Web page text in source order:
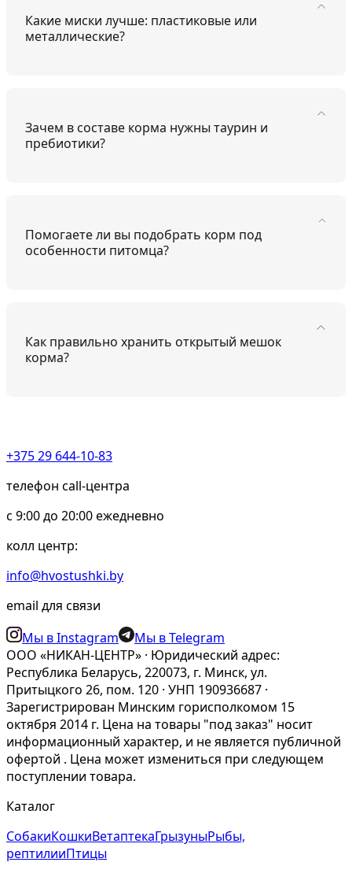
Какие миски лучше: пластиковые или
металлические?
Зачем в составе корма нужны таурин и
пребиотики?
Помогаете ли вы подобрать корм под
особенности питомца?
Как правильно хранить открытый мешок
корма?
+375 29 644-10-83
телефон call-центра
c 9:00 до 20:00 ежедневно
колл центр:
info@hvostushki.by
email для связи
Мы в Instagram
Мы в Telegram
ООО «НИКАН-ЦЕНТР» · Юридический адрес:
Республика Беларусь, 220073, г. Минск, ул.
Притыцкого 26, пом. 120 · УНП 190936687 ·
Зарегистрирован Минским горисполкомом 15
октября 2014 г. Цена на товары "под заказ" носит
информационный характер, и не является публичной
офертой . Цена может измениться при следующем
поступлении товара.
Каталог
СобакиКошкиВетаптекаГрызуныРыбы,
рептилииПтицы